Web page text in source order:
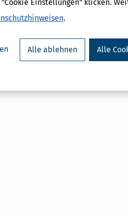
Einstellungen" klicken.
.
Alle ablehnen Alle